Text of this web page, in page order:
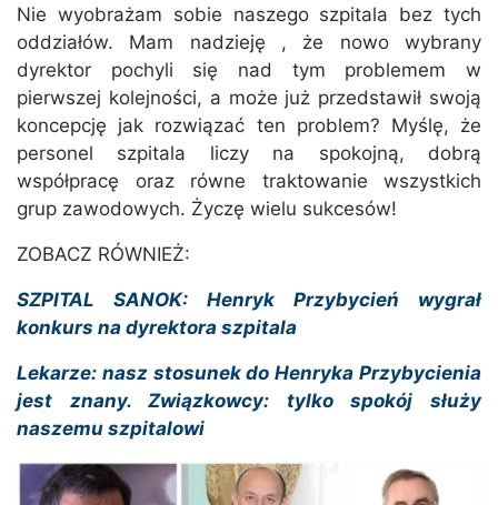
Nie wyobrażam sobie naszego szpitala bez tych
oddziałów. Mam nadzieję , że nowo wybrany
dyrektor pochyli się nad tym problemem w
pierwszej kolejności, a może już przedstawił swoją
koncepcję jak rozwiązać ten problem? Myślę, że
personel szpitala liczy na spokojną, dobrą
współpracę oraz równe traktowanie wszystkich
grup zawodowych. Życzę wielu sukcesów!
ZOBACZ RÓWNIEŻ:
SZPITAL SANOK: Henryk Przybycień wygrał
konkurs na dyrektora szpitala
Lekarze: nasz stosunek do Henryka Przybycienia
jest znany. Związkowcy: tylko spokój służy
naszemu szpitalowi